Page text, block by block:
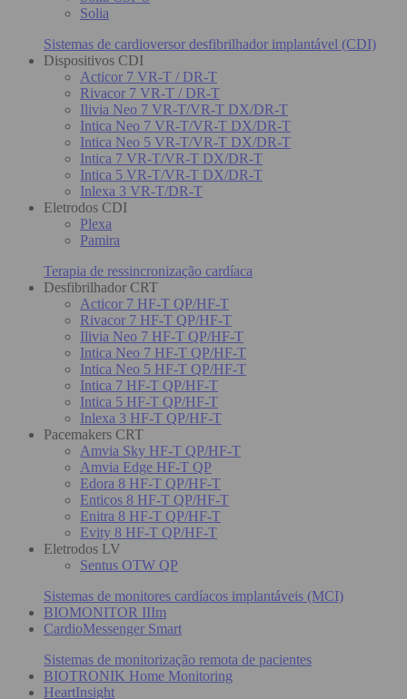
Solia
Sistemas de cardioversor desfibrilhador implantável (CDI)
Dispositivos CDI
Acticor 7 VR-T / DR-T
Rivacor 7 VR-T / DR-T
Ilivia Neo 7 VR-T/VR-T DX/DR-T
Intica Neo 7 VR-T/VR-T DX/DR-T
Intica Neo 5 VR-T/VR-T DX/DR-T
Intica 7 VR-T/VR-T DX/DR-T
Intica 5 VR-T/VR-T DX/DR-T
Inlexa 3 VR-T/DR-T
Eletrodos CDI
Plexa
Pamira
Terapia de ressincronização cardíaca
Desfibrilhador CRT
Acticor 7 HF-T QP/HF-T
Rivacor 7 HF-T QP/HF-T
Ilivia Neo 7 HF-T QP/HF-T
Intica Neo 7 HF-T QP/HF-T
Intica Neo 5 HF-T QP/HF-T
Intica 7 HF-T QP/HF-T
Intica 5 HF-T QP/HF-T
Inlexa 3 HF-T QP/HF-T
Pacemakers CRT
Amvia Sky HF-T QP/HF-T
Amvia Edge HF-T QP
Edora 8 HF-T QP/HF-T
Enticos 8 HF-T QP/HF-T
Enitra 8 HF-T QP/HF-T
Evity 8 HF-T QP/HF-T
Eletrodos LV
Sentus OTW QP
Sistemas de monitores cardíacos implantáveis (MCI)
BIOMONITOR IIIm
CardioMessenger Smart
Sistemas de monitorização remota de pacientes
BIOTRONIK Home Monitoring
HeartInsight